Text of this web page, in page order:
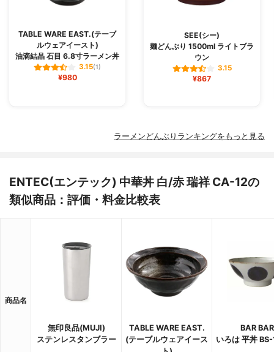
TABLE WARE EAST.(テーブ
ルウェアイースト)
油滴結晶 石目 6.8寸ラーメン丼
3.15(1)
¥980
SEE(シー)
麺どんぶり 1500ml ライトブラ
ウン
3.15
¥867
ラーメンどんぶりランキングをもっと見る
ENTEC(エンテック) 中華丼 白/赤 瑞祥 CA-12の
類似商品：評価・料金比較表
商品名
無印良品(MUJI)
ステンレスタンブラー
TABLE WARE EAST.
(テーブルウェアイース
BAR BAR
いろは 平丼